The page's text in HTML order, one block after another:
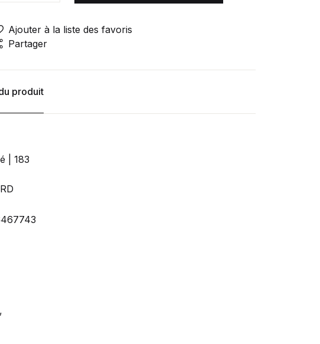
Ajouter à la liste des favoris
Partager
produit
| 183
عمر طاهر,